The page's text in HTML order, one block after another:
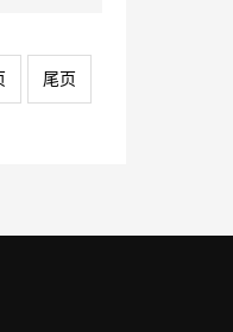
尾页